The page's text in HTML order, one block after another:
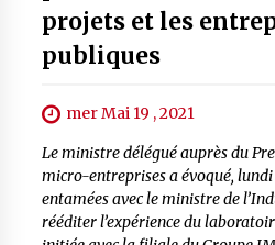
projets et les
publiques
mer Mai 19 , 2021
Le ministre délégué auprès du
micro-entreprises a évoqué, lundi
entamées avec le ministre de
rééditer l’expérience du